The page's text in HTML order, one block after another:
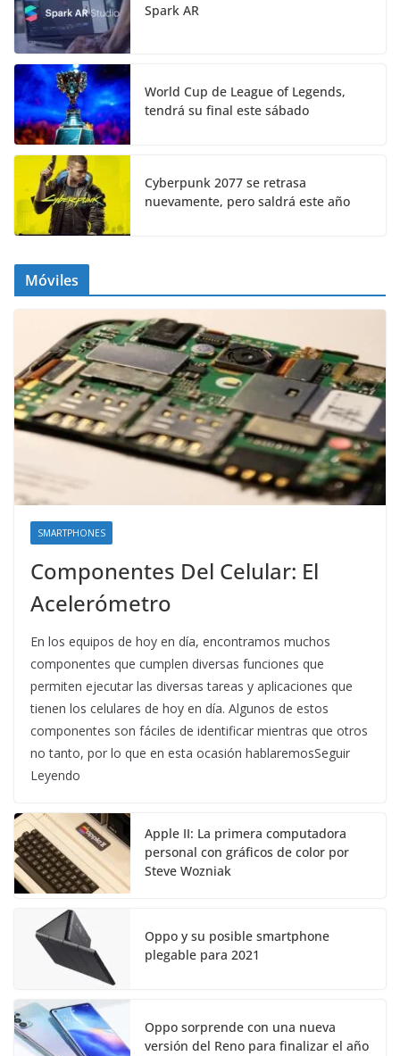
Spark AR
World Cup de League of Legends,
tendrá su final este sábado
Cyberpunk 2077 se retrasa
nuevamente, pero saldrá este año
Móviles
SMARTPHONES
Componentes Del Celular: El
Acelerómetro
En los equipos de hoy en día, encontramos muchos
componentes que cumplen diversas funciones que
permiten ejecutar las diversas tareas y aplicaciones que
tienen los celulares de hoy en día. Algunos de estos
componentes son fáciles de identificar mientras que otros
no tanto, por lo que en esta ocasión hablaremosSeguir
Leyendo
Apple II: La primera computadora
personal con gráficos de color por
Steve Wozniak
Oppo y su posible smartphone
plegable para 2021
Oppo sorprende con una nueva
versión del Reno para finalizar el año